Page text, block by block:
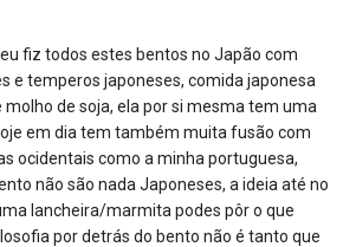
fiz todos estes bentos no Japão com
e temperos japoneses, comida japonesa
molho de soja, ela por si mesma tem uma
em dia tem também muita fusão com
ocidentais como a minha portuguesa,
não são nada Japoneses, a ideia até no
lancheira/marmita podes pôr o que
por detrás do bento não é tanto que